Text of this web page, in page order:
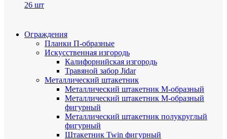
26 шт
Ограждения
Планки П-образные
Искусственная изгородь
Калифорнийская изгородь
Травяной забор Jidar
Металлический штакетник
Металлический штакетник М-образный
Металлический штакетник М-образный
фигурный
Металлический штакетник полукруглый
фигурный
Штакетник Twin фигурный